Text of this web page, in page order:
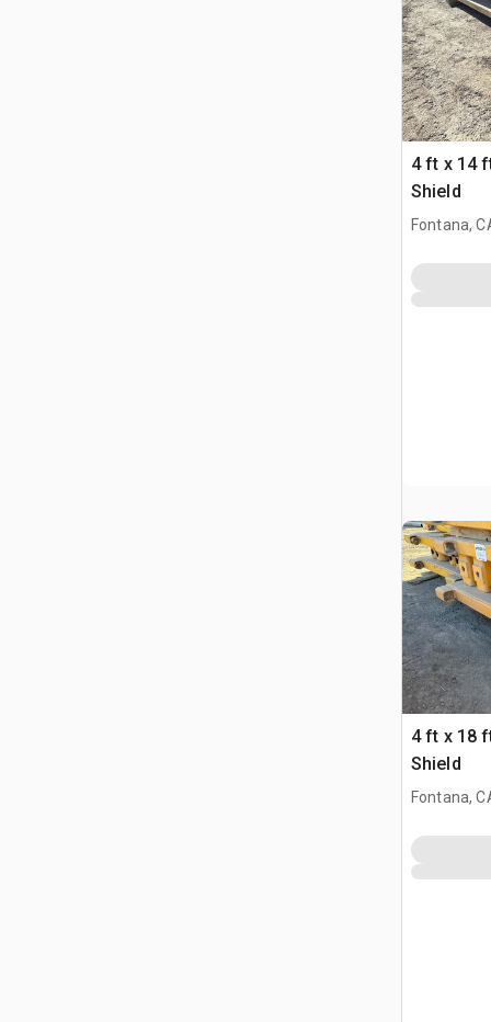
4 ft x 14
Shield
Fontana,
4 ft x 18
Shield
Fontana,